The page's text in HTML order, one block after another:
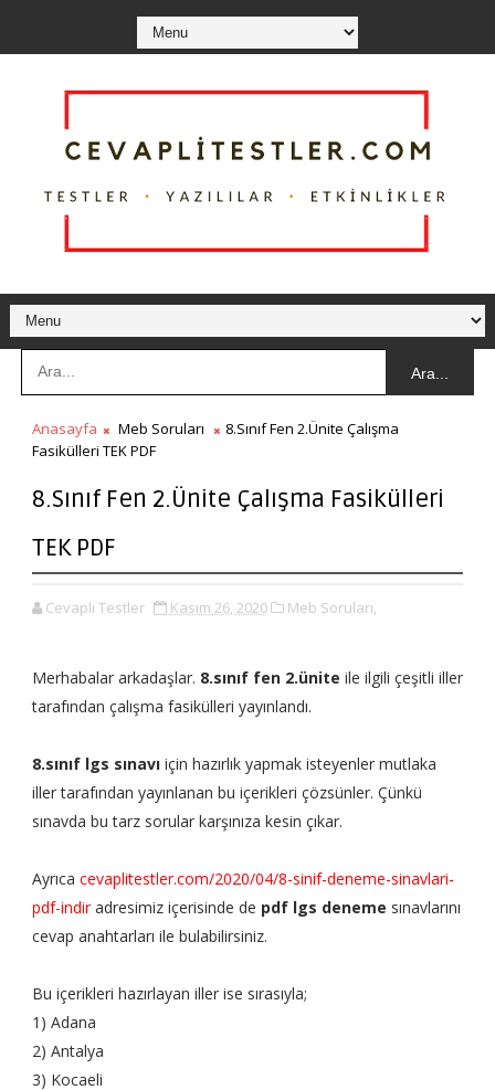
Ara...
Anasayfa Meb Soruları
8.Sınıf Fen 2.Ünite Çalışma
Fasikülleri TEK PDF
8.Sınıf Fen 2.Ünite Çalışma Fasikülleri
TEK PDF
Cevaplı Testler Kasım 26, 2020 Meb Soruları,
Merhabalar arkadaşlar. 8.sınıf fen 2.ünite ile ilgili çeşitli iller
tarafından çalışma fasikülleri yayınlandı.
8.sınıf lgs sınavıiçin hazırlık yapmak isteyenler mutlaka
iller tarafından yayınlanan bu içerikleri çözsünler. Çünkü
sınavda bu tarz sorular karşınıza kesin çıkar.
Ayrıca cevaplitestler.com/2020/04/8-sinif-deneme-sinavlari-
pdf-indiradresimiz içerisinde de pdf lgs deneme sınavlarını
cevap anahtarları ile bulabilirsiniz.
Bu içerikleri hazırlayan iller ise sırasıyla;
1) Adana
2) Antalya
3) Kocaeli